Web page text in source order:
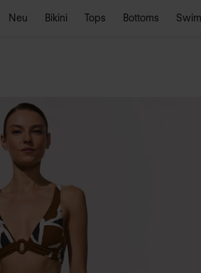
Neu Bikini Tops Bottoms